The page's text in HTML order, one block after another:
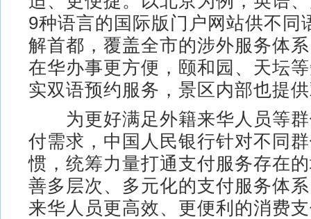
9种语言的国际版门户网站供不同
解首都，覆盖全市的涉外服务体
在华办事更方便，颐和园、天坛
实双语预约服务，景区内部也提
为更好满足外籍来华人员等群
付需求，中国人民银行针对不同
惯，统筹力量打通支付服务存在
善多层次、多元化的支付服务体
来华人员更高效、更便利的消费